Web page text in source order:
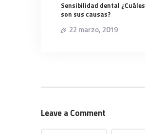
Sensibilidad dental ¿Cuáles
son sus causas?
22 marzo, 2019
Leave a Comment